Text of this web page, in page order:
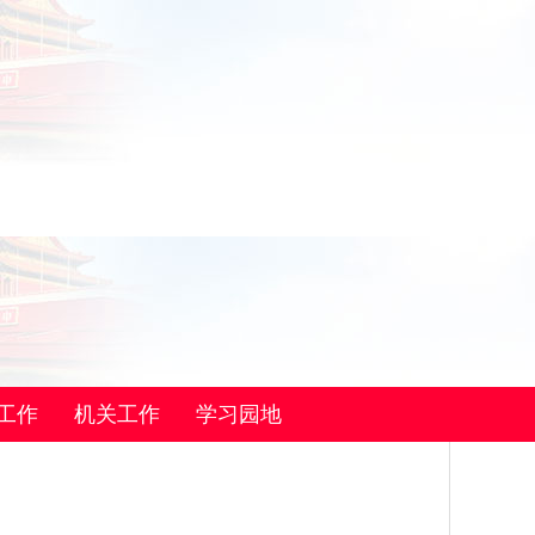
作 机关工作 学习园地